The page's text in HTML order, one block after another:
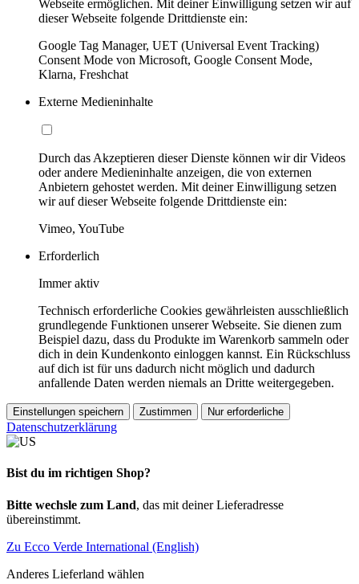
Webseite ermöglichen. Mit deiner Einwilligung setzen wir auf
dieser Webseite folgende Drittdienste ein:
Google Tag Manager, UET (Universal Event Tracking)
Consent Mode von Microsoft, Google Consent Mode,
Klarna, Freshchat
Externe Medieninhalte
Durch das Akzeptieren dieser Dienste können wir dir Videos
oder andere Medieninhalte anzeigen, die von externen
Anbietern gehostet werden. Mit deiner Einwilligung setzen
wir auf dieser Webseite folgende Drittdienste ein:
Vimeo, YouTube
Erforderlich
Immer aktiv
Technisch erforderliche Cookies gewährleisten ausschließlich
grundlegende Funktionen unserer Webseite. Sie dienen zum
Beispiel dazu, dass du Produkte im Warenkorb sammeln oder
dich in dein Kundenkonto einloggen kannst. Ein Rückschluss
auf dich ist für uns dadurch nicht möglich und dadurch
anfallende Daten werden niemals an Dritte weitergegeben.
Einstellungen speichern Zustimmen Nur erforderliche
Datenschutzerklärung
Bist du im richtigen Shop?
Bitte wechsle zum Land, das mit deiner Lieferadresse
übereinstimmt.
Zu Ecco Verde International (English)
Anderes Lieferland wählen